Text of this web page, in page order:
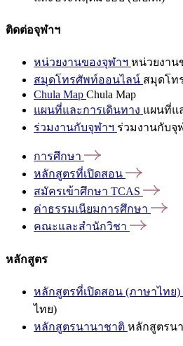
ติดต่อจุฬาฯ
หน่วยงานของจุฬาฯ หน่วยงาน
สมุดโทรศัพท์ออนไลน์ สมุดโท
Chula Map Chula Map
แผนที่และการเดินทาง แผนที่แ
ร่วมงานกับจุฬาฯ ร่วมงานกับจุ
การศึกษา
หลักสูตรที่เปิดสอน
สมัครเข้าศึกษา TCAS
ค่าธรรมเนียมการศึกษา
คณะและสำนักวิชา
หลักสูตร
หลักสูตรที่เปิดสอน (ภาษาไทย)
ไทย)
หลักสูตรนานาชาติ หลักสูตรน